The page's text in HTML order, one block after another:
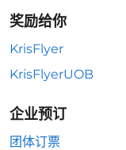
奖励给你
KrisFlyer
KrisFlyerUOB
企业预订
团体订票